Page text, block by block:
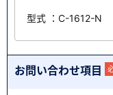
型式 ：C-1612-N
お問い合わせ項目